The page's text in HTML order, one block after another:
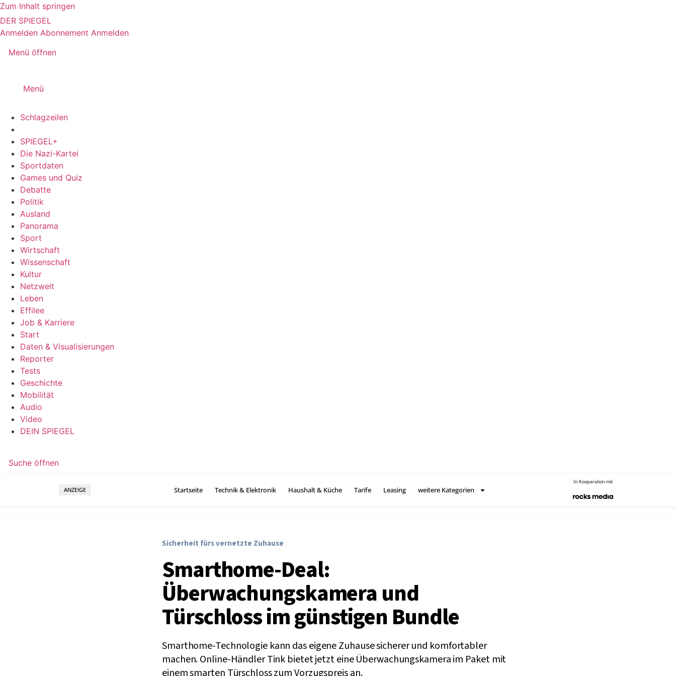
Zum Inhalt springen
DER SPIEGEL
Anmelden Abonnement Anmelden
Menü öffnen
Menü
Schlagzeilen
SPIEGEL+
Die Nazi-Kartei
Sportdaten
Games und Quiz
Debatte
Politik
Ausland
Panorama
Sport
Wirtschaft
Wissenschaft
Kultur
Netzwelt
Leben
Effilee
Job & Karriere
Start
Daten & Visualisierungen
Reporter
Tests
Geschichte
Mobilität
Audio
Video
DEIN SPIEGEL
Suche öffnen
Startseite Technik & Elektronik Haushalt & Küche Tarife Leasing weitere Kategorien
ANZEIGE
In Kooperation mit
Sicherheit fürs vernetzte Zuhause
Smarthome-Deal:
Überwachungskamera und
Türschloss im günstigen Bundle
Smarthome-Technologie kann das eigene Zuhause sicherer und komfortabler
machen. Online-Händler Tink bietet jetzt eine Überwachungskamera im Paket mit
einem smarten Türschloss zum Vorzugspreis an.